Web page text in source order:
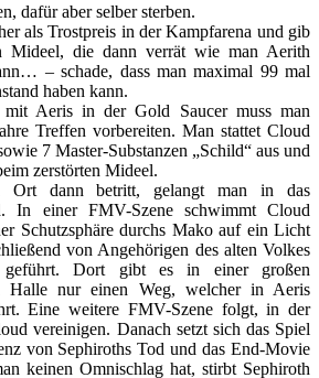
dafür aber selber sterben.
als Trostpreis in der Kampfarena und gib
Mideel, die dann verrät wie man Aerith
– schade, dass man maximal 99 mal
haben kann.
Aeris in der Gold Saucer muss man
Treffen vorbereiten. Man stattet Cloud
7 Master-Substanzen „Schild“ aus und
zerstörten Mideel.
Ort dann betritt, gelangt man in das
In einer FMV-Szene schwimmt Cloud
Schutzsphäre durchs Mako auf ein Licht
von Angehörigen des alten Volkes
Dort gibt es in einer großen
Halle nur einen Weg, welcher in Aeris
Eine weitere FMV-Szene folgt, in der
vereinigen. Danach setzt sich das Spiel
von Sephiroths Tod und das End-Movie
keinen Omnischlag hat, stirbt Sephiroth